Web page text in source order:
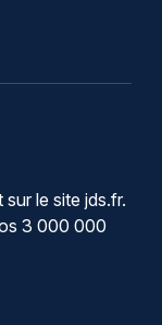
le site jds.fr.
3 000 000